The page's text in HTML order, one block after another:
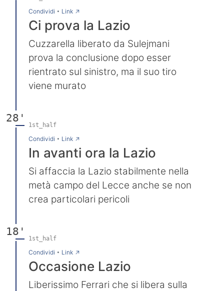
Condividi • Link→
Ci prova la Lazio
Cuzzarella liberato da Sulejmani
prova la conclusione dopo esser
rientrato sul sinistro, ma il suo tiro
viene murato
28'
1st_half
Condividi • Link→
In avanti ora la Lazio
Si affaccia la Lazio stabilmente nella
metà campo del Lecce anche se non
crea particolari pericoli
18'
1st_half
Condividi • Link→
Occasione Lazio
Liberissimo Ferrari che si libera sulla